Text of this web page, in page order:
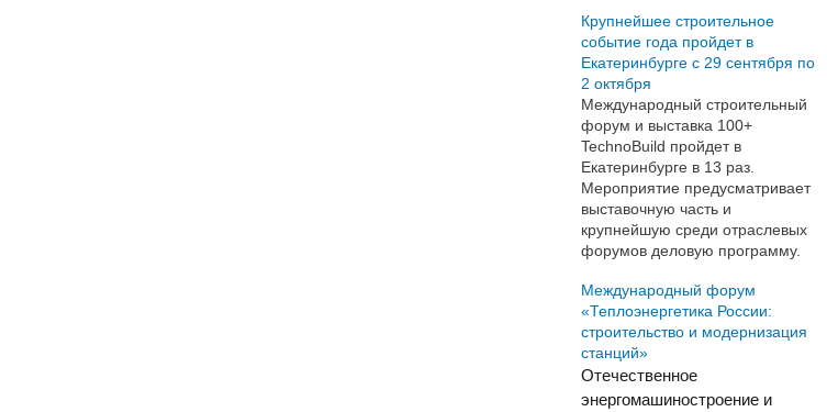
Крупнейшее строительное
событие года пройдет в
Екатеринбурге с 29 сентября по
2 октября
Международный строительный
форум и выставка 100+
TechnoBuild пройдет в
Екатеринбурге в 13 раз.
Мероприятие предусматривает
выставочную часть и
крупнейшую среди отраслевых
форумов деловую программу.
Международный форум
«Теплоэнергетика России:
строительство и модернизация
станций»
Отечественное
энергомашиностроение и